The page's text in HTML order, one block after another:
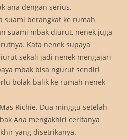
ana dengan serius.
suami berangkat ke rumah
suami mbak diurut, nenek juga
Kata nenek supaya
sekali jadi nenek mengajari
mbak bisa ngurut sendiri
bolak-balik ke rumah nenek
Richie. Dua minggu setelah
Ana mengakhiri ceritanya
yang disetrikanya.